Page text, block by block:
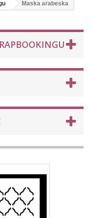
Maska arabeska